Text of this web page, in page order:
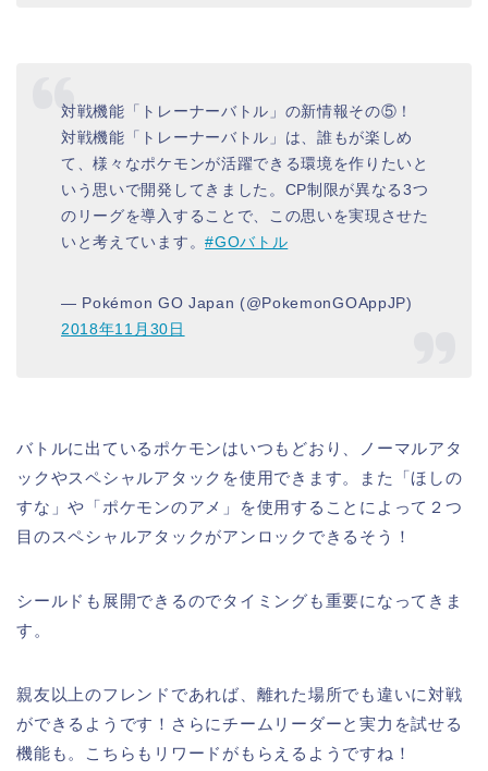
対戦機能「トレーナーバトル」の新情報その⑤！
対戦機能「トレーナーバトル」は、誰もが楽しめ
て、様々なポケモンが活躍できる環境を作りたいと
いう思いで開発してきました。CP制限が異なる3つ
のリーグを導入することで、この思いを実現させた
いと考えています。#GOバトル
— Pokémon GO Japan (@PokemonGOAppJP)
2018年11月30日
バトルに出ているポケモンはいつもどおり、ノーマルアタ
ックやスペシャルアタックを使用できます。また「ほしの
すな」や「ポケモンのアメ」を使用することによって２つ
目のスペシャルアタックがアンロックできるそう！
シールドも展開できるのでタイミングも重要になってきま
す。
親友以上のフレンドであれば、離れた場所でも違いに対戦
ができるようです！さらにチームリーダーと実力を試せる
機能も。こちらもリワードがもらえるようですね！